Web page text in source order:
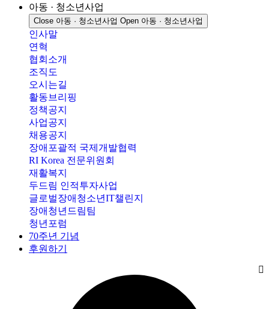
아동 · 청소년사업
Close 아동 · 청소년사업 Open 아동 · 청소년사업
인사말
연혁
협회소개
조직도
오시는길
활동브리핑
정책공지
사업공지
채용공지
장애포괄적 국제개발협력
RI Korea 전문위원회
재활복지
두드림 인적투자사업
글로벌장애청소년IT챌린지
장애청년드림팀
청년포럼
70주년 기념
후원하기